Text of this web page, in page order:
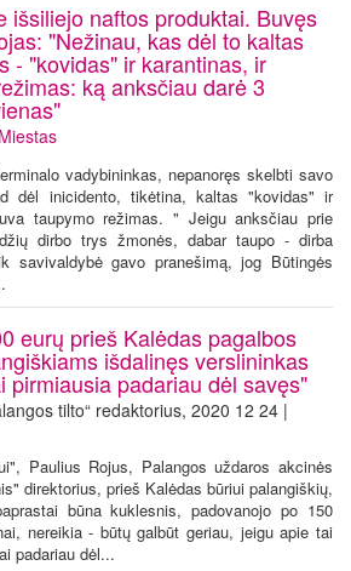
išsiliejo naftos produktai. Buvęs
"Nežinau, kas dėl to kaltas
- "kovidas" ir karantinas, ir
ką anksčiau darė 3
Miestas
vadybininkas, nepanoręs skelbti savo
dėl inicidento, tikėtina, kaltas "kovidas" ir
taupymo režimas. " Jeigu anksčiau prie
dirbo trys žmonės, dabar taupo - dirba
savivaldybė gavo pranešimą, jog Būtingės
eurų prieš Kalėdas pagalbos
išdalinęs verslininkas
pirmiausia padariau dėl savęs"
tilto“ redaktorius, 2020 12 24 |
Paulius Rojus, Palangos uždaros akcinės
direktorius, prieš Kalėdas būriui palangiškių,
būna kuklesnis, padovanojo po 150
nereikia - būtų galbūt geriau, jeigu apie tai
padariau dėl...